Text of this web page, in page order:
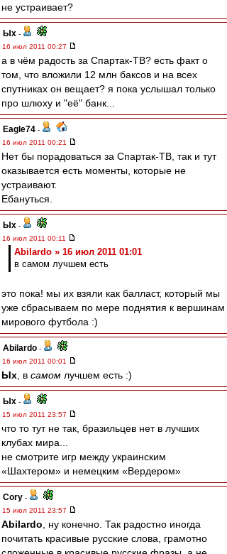
не устраивает?
Ых -
16 июл 2011 00:27
а в чём радость за Спартак-ТВ? есть факт о
том, что вложили 12 млн баксов и на всех
спутниках он вещает? я пока услышал только
про шлюху и "её" банк...
Eagle74 -
16 июл 2011 00:21
Нет бы порадоваться за Спартак-ТВ, так и тут
оказывается есть моменты, которые не
устраивают.
Ебануться.
Ых -
16 июл 2011 00:11
Abilardo » 16 июл 2011 01:01
в самом лучшем есть
это пока! мы их взяли как балласт, который мы
уже сбрасываем по мере поднятия к вершинам
мирового футбола :)
Abilardo -
16 июл 2011 00:01
Ых , в самом лучшем есть :)
Ых -
15 июл 2011 23:57
что то тут не так, бразильцев нет в лучших
клубах мира...
не смотрите игр между украинским
«Шахтером» и немецким «Вердером»
Cory -
15 июл 2011 23:57
Abilardo , ну конечно. Так радостно иногда
почитать красивые русские слова, грамотно